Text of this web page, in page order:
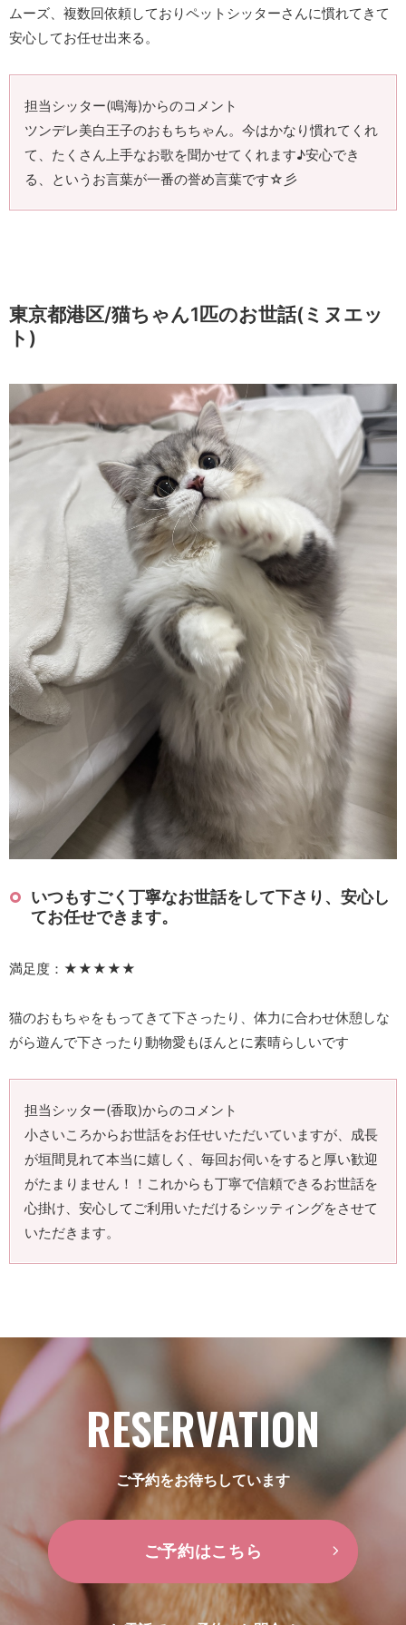
ムーズ、複数回依頼しておりペットシッターさんに慣れてきて
安心してお任せ出来る。
担当シッター(鳴海)からのコメント
ツンデレ美白王子のおもちちゃん。今はかなり慣れてくれ
て、たくさん上手なお歌を聞かせてくれます♪安心でき
る、というお言葉が一番の誉め言葉です☆彡
東京都港区/猫ちゃん1匹のお世話(ミヌエッ
ト)
いつもすごく丁寧なお世話をして下さり、安心し
てお任せできます。
満足度：★★★★★
猫のおもちゃをもってきて下さったり、体力に合わせ休憩しな
がら遊んで下さったり動物愛もほんとに素晴らしいです
担当シッター(香取)からのコメント
小さいころからお世話をお任せいただいていますが、成長
が垣間見れて本当に嬉しく、毎回お伺いをすると厚い歓迎
がたまりません！！これからも丁寧で信頼できるお世話を
心掛け、安心してご利用いただけるシッティングをさせて
いただきます。
RESERVATION
ご予約をお待ちしています
ご予約はこちら